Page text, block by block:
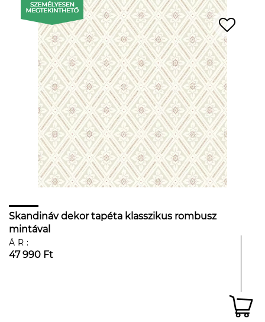
Skandináv dekor tapéta klasszikus rombusz
mintával
ÁR:
47 990 Ft